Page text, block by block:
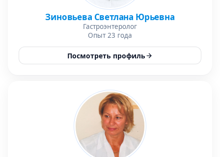
Зиновьева Светлана Юрьевна
Гастроэнтеролог
Опыт 23 года
Посмотреть профиль